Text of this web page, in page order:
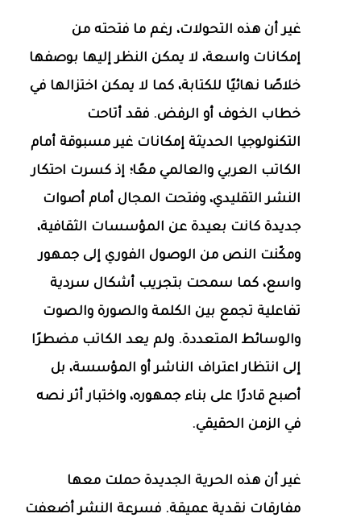
غير أن هذه التحولات، رغم ما فتحته من
إمكانات واسعة، لا يمكن النظر إليها بوصفها
خلاصًا نهائيًا للكتابة، كما لا يمكن اختزالها في
خطاب الخوف أو الرفض. فقد أتاحت
التكنولوجيا الحديثة إمكانات غير مسبوقة أمام
الكاتب العربي والعالمي معًا؛ إذ كسرت احتكار
النشر التقليدي، وفتحت المجال أمام أصوات
جديدة كانت بعيدة عن المؤسسات الثقافية،
ومكّنت النص من الوصول الفوري إلى جمهور
واسع، كما سمحت بتجريب أشكال سردية
تفاعلية تجمع بين الكلمة والصورة والصوت
والوسائط المتعددة. ولم يعد الكاتب مضطرًا
إلى انتظار اعتراف الناشر أو المؤسسة، بل
أصبح قادرًا على بناء جمهوره، واختبار أثر نصه
في الزمن الحقيقي.
غير أن هذه الحرية الجديدة حملت معها
مفارقات نقدية عميقة. فسرعة النشر أضعفت